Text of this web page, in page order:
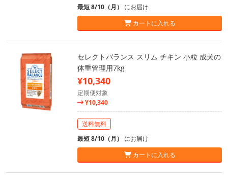
最短 8/10（月） にお届け
カートに入れる
セレクトバランス スリム チキン 小粒 成犬の
体重管理用7kg
¥10,340
定期便対象
¥10,340
送料無料
最短 8/10（月） にお届け
カートに入れる